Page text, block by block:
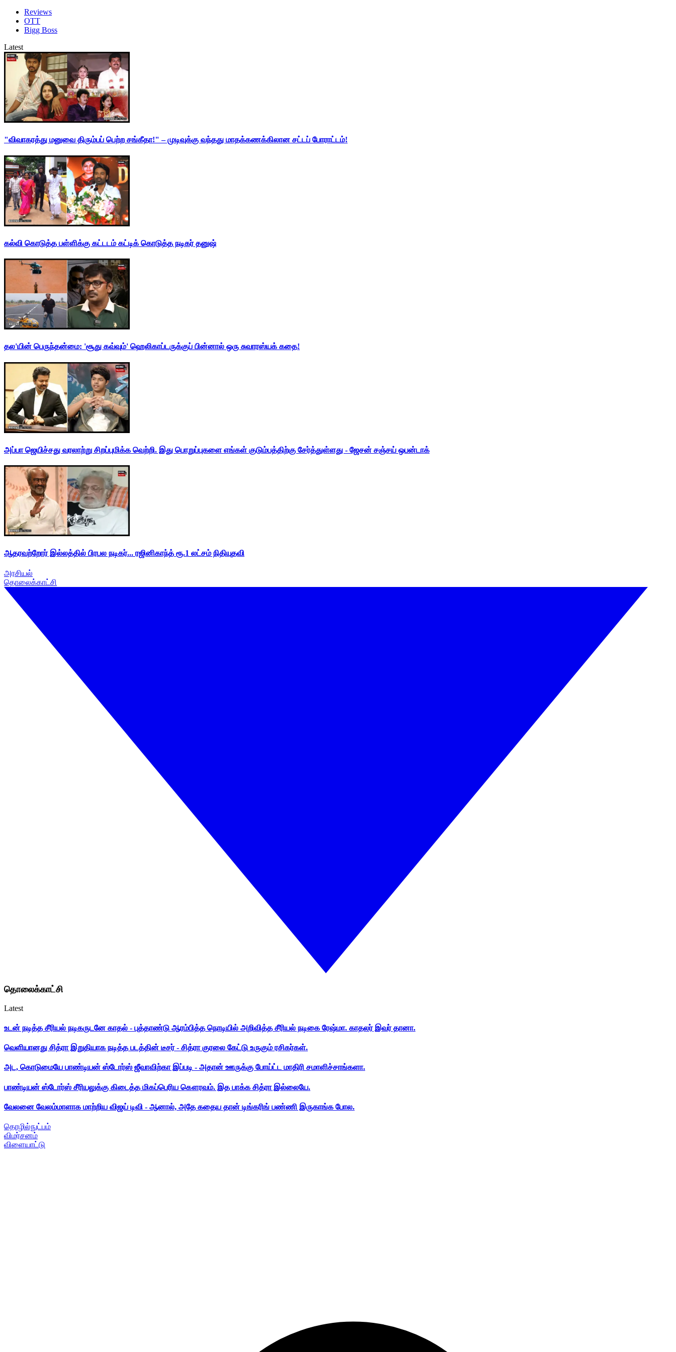
Reviews
OTT
Bigg Boss
Latest
"விவாகரத்து மனுவை திரும்பப் பெற்ற சங்கீதா!" – முடிவுக்கு வந்தது மாதக்கணக்கிலான சட்டப் போராட்டம்!
கல்வி கொடுத்த பள்ளிக்கு கட்டடம் கட்டிக் கொடுத்த நடிகர் தனுஷ்
தல'யின் பெருந்தன்மை: 'சூது கவ்வும்' ஹெலிகாப்டருக்குப் பின்னால் ஒரு சுவாரஸ்யக் கதை!
அப்பா ஜெயிச்சது வரலாற்று சிறப்புமிக்க வெற்றி. இது பொறுப்புகளை எங்கள் குடும்பத்திற்கு சேர்த்துள்ளது - ஜேசன் சஞ்சய் ஒபன்டாக்
ஆதரவற்றோர் இல்லத்தில் பிரபல நடிகர்... ரஜினிகாந்த் ரூ.1 லட்சம் நிதியுதவி
அரசியல்
தொலைக்காட்சி
தொலைக்காட்சி
Latest
உடன் நடித்த சீரியல் நடிகருடனே காதல் - புத்தாண்டு ஆரம்பித்த நொடியில் அறிவித்த சீரியல் நடிகை ரேஷ்மா. காதலர் இவர் தானா.
வெளியானது சித்ரா இறுதியாக நடித்த படத்தின் டீசர் - சித்ரா குரலை கேட்டு உருகும் ரசிகர்கள்.
அட, கொடுமையே பாண்டியன் ஸ்டோர்ஸ் ஜீவாவிற்கா இப்படி - அதான் ஊருக்கு போய்ட்ட மாதிரி சமாளிச்சாங்களா.
பாண்டியன் ஸ்டோர்ஸ் சீரியலுக்கு கிடைத்த மிகப்பெரிய கௌரவம். இத பாக்க சித்ரா இல்லையே.
வேலனை வேலம்மாளாக மாற்றிய விஜய் டிவி - ஆனால், அதே கதைய தான் டிங்கரிங் பண்ணி இருகாங்க போல.
தொழில்நுட்பம்
விமர்சனம்
விளையாட்டு